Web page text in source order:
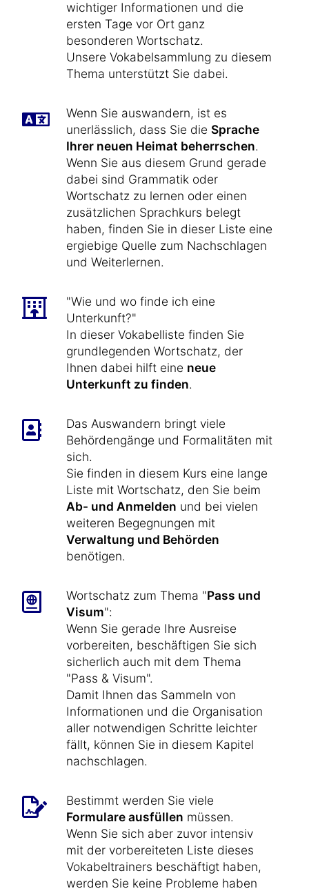
wichtiger Informationen und die
ersten Tage vor Ort ganz
besonderen Wortschatz.
Unsere Vokabelsammlung zu diesem
Thema unterstützt Sie dabei.
Wenn Sie auswandern, ist es
unerlässlich, dass Sie die Sprache
Ihrer neuen Heimat beherrschen.
Wenn Sie aus diesem Grund gerade
dabei sind Grammatik oder
Wortschatz zu lernen oder einen
zusätzlichen Sprachkurs belegt
haben, finden Sie in dieser Liste eine
ergiebige Quelle zum Nachschlagen
und Weiterlernen.
"Wie und wo finde ich eine
Unterkunft?"
In dieser Vokabelliste finden Sie
grundlegenden Wortschatz, der
Ihnen dabei hilft eine neue
Unterkunft zu finden.
Das Auswandern bringt viele
Behördengänge und Formalitäten mit
sich.
Sie finden in diesem Kurs eine lange
Liste mit Wortschatz, den Sie beim
Ab- und Anmelden und bei vielen
weiteren Begegnungen mit
Verwaltung und Behörden
benötigen.
Wortschatz zum Thema "Pass und
Visum":
Wenn Sie gerade Ihre Ausreise
vorbereiten, beschäftigen Sie sich
sicherlich auch mit dem Thema
"Pass & Visum".
Damit Ihnen das Sammeln von
Informationen und die Organisation
aller notwendigen Schritte leichter
fällt, können Sie in diesem Kapitel
nachschlagen.
Bestimmt werden Sie viele
Formulare ausfüllen müssen.
Wenn Sie sich aber zuvor intensiv
mit der vorbereiteten Liste dieses
Vokabeltrainers beschäftigt haben,
werden Sie keine Probleme haben